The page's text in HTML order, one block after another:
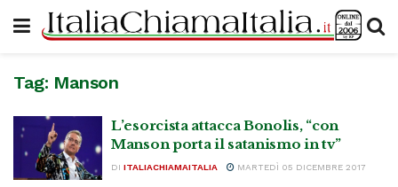
Tag: Manson
L’esorcista attacca Bonolis, “con
Manson porta il satanismo in tv”
DI ITALIACHIAMAITALIA MARTEDÌ 05 DICEMBRE 2017